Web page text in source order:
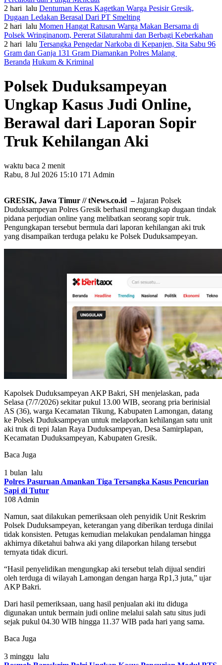
2 hari lalu Dentuman Keras Kagetkan Warga Pesisir Gresik,
Dugaan Ledakan Berasal Dari PT Smelting
2 hari lalu Momen Hangat Ratusan Warga Makan Bersama di
Polsek Wringinanom, Pererat Silaturahmi dan Berbagi Keberkahan
2 hari lalu Tersangka Pengedar Narkoba di Kepanjen, Sita Sabu 96
Gram dan Ganja 131 Gram Diamankan Polres Malang
Beranda Hukum & Kriminal
Polsek Duduksampeyan
Ungkap Kasus Judi Online,
Berawal dari Laporan Sopir
Truk Kehilangan Aki
waktu baca 2 menit
Rabu, 8 Jul 2026 15:10 171 Admin
GRESIK, Jawa Timur // tNews.co.id –Jajaran Polsek
Duduksampeyan Polres Gresik berhasil mengungkap dugaan tindak
pidana perjudian online yang melibatkan seorang sopir truk.
Pengungkapan tersebut bermula dari laporan kehilangan aki truk
yang disampaikan terduga pelaku ke Polsek Duduksampeyan.
Kapolsek Duduksampeyan AKP Bakri, SH menjelaskan, pada
Selasa (7/7/2026) sekitar pukul 13.00 WIB, seorang pria berinisial
AS (36), warga Kecamatan Tikung, Kabupaten Lamongan, datang
ke Polsek Duduksampeyan untuk melaporkan kehilangan satu unit
aki truk di tepi Jalan Raya Duduksampeyan, Desa Samirplapan,
Kecamatan Duduksampeyan, Kabupaten Gresik.
Baca Juga
1 bulan lalu
Polres Pasuruan Amankan Tiga Tersangka Kasus Pencurian
Sapi di Tutur
108 Admin
Namun, saat dilakukan pemeriksaan oleh penyidik Unit Reskrim
Polsek Duduksampeyan, keterangan yang diberikan terduga dinilai
tidak konsisten. Petugas kemudian melakukan pendalaman hingga
akhirnya diketahui bahwa aki yang dilaporkan hilang tersebut
ternyata tidak dicuri.
“Hasil penyelidikan mengungkap aki tersebut telah dijual sendiri
oleh terduga di wilayah Lamongan dengan harga Rp1,3 juta,” ujar
AKP Bakri.
Dari hasil pemeriksaan, uang hasil penjualan aki itu diduga
digunakan untuk bermain judi online melalui salah satu situs judi
sejak pukul 04.30 WIB hingga 11.37 WIB pada hari yang sama.
Baca Juga
3 minggu lalu